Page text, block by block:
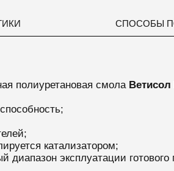
СПОСОБЫ
полиуретановая смола Ветисол
катализатором;
диапазон эксплуатации